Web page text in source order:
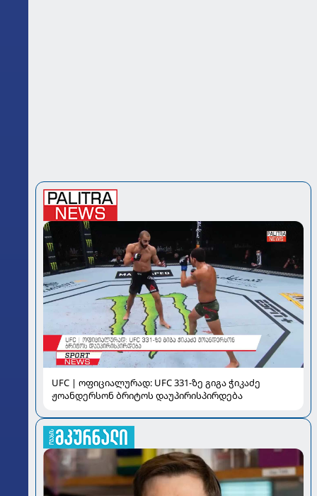
UFC | ოფიციალურად: UFC 331-ზე გიგა ჭიკაძე
ჟოანდერსონ ბრიტოს დაუპირისპირდება